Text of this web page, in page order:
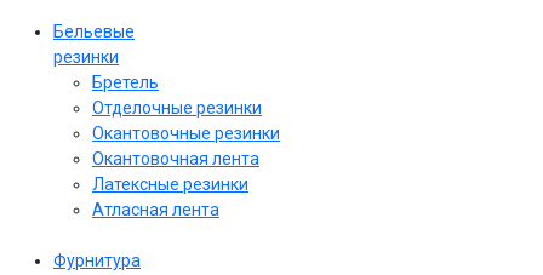
Бельевые
резинки
Бретель
Отделочные резинки
Окантовочные резинки
Окантовочная лента
Латексные резинки
Атласная лента
Фурнитура